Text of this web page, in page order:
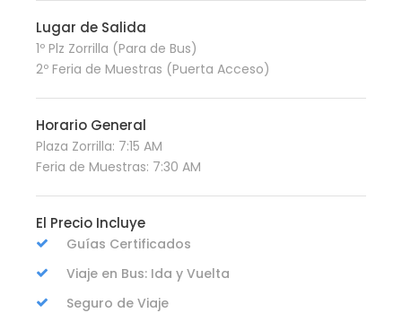
Lugar de Salida
1º Plz Zorrilla (Para de Bus)
2º Feria de Muestras (Puerta Acceso)
Horario General
Plaza Zorrilla: 7:15 AM
Feria de Muestras: 7:30 AM
El Precio Incluye
Guías Certificados
Viaje en Bus: Ida y Vuelta
Seguro de Viaje